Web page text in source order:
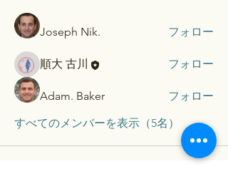
Joseph Nik. フォロー
順大 古川 フォロー
Adam. Baker
フォロー
すべてのメンバーを表示（5名）